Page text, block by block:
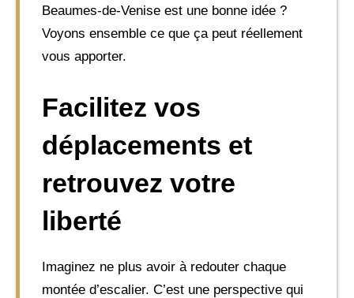
Beaumes-de-Venise est une bonne idée ?
Voyons ensemble ce que ça peut réellement
vous apporter.
Facilitez vos
déplacements et
retrouvez votre
liberté
Imaginez ne plus avoir à redouter chaque
montée d’escalier. C’est une perspective qui